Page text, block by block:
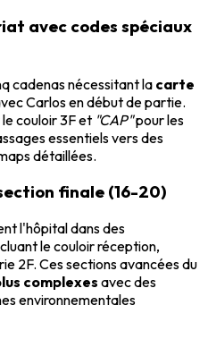
avec codes spéciaux
cadenas nécessitant la carte
Carlos en début de partie.
couloir 3F et "CAP"pour les
essentiels vers des
détaillées.
finale (16-20)
l'hôpital dans des
le couloir réception,
2F. Ces sections avancées du
complexes avec des
environnementales